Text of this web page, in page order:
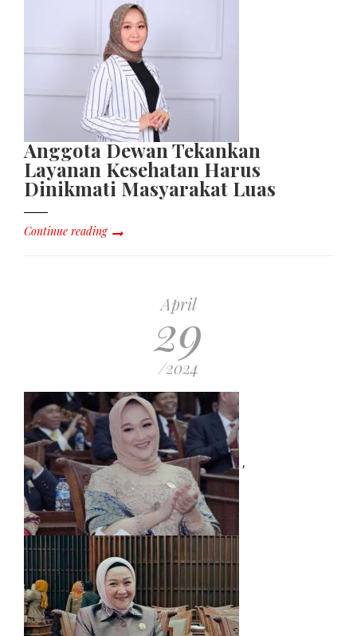
Anggota Dewan Tekankan
Layanan Kesehatan Harus
Dinikmati Masyarakat Luas
Continue reading
April
29
/2024
,